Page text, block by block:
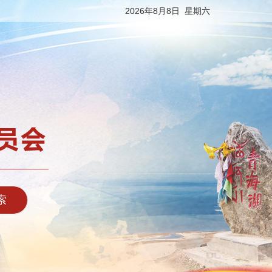
2026年8月8日 星期六